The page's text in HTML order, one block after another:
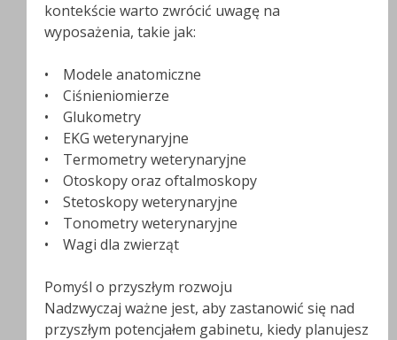
kontekście warto zwrócić uwagę na
wyposażenia, takie jak:
• Modele anatomiczne
• Ciśnieniomierze
• Glukometry
• EKG weterynaryjne
• Termometry weterynaryjne
• Otoskopy oraz oftalmoskopy
• Stetoskopy weterynaryjne
• Tonometry weterynaryjne
• Wagi dla zwierząt
Pomyśl o przyszłym rozwoju
Nadzwyczaj ważne jest, aby zastanowić się nad
przyszłym potencjałem gabinetu, kiedy planujesz